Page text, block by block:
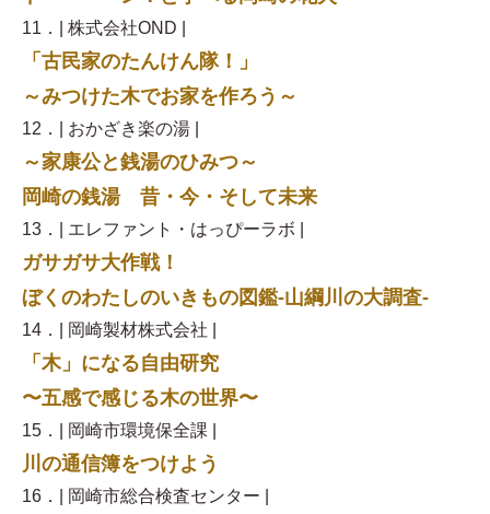
11．| 株式会社OND |
「古民家のたんけん隊！」
～みつけた木でお家を作ろう～
12．| おかざき楽の湯 |
～家康公と銭湯のひみつ～
岡崎の銭湯 昔・今・そして未来
13．| エレファント・はっぴーラボ |
ガサガサ大作戦！
ぼくのわたしのいきもの図鑑‐山綱川の大調査‐
14．| 岡崎製材株式会社 |
「木」になる自由研究
〜五感で感じる木の世界〜
15．| 岡崎市環境保全課 |
川の通信簿をつけよう
16．| 岡崎市総合検査センター |